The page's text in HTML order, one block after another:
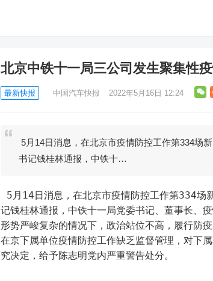
北京中铁十一局三公司发生聚集性
最新快报 中国汽车快报 2022年5月16日 12:24
5月14日消息，在北京市疫情防控工作第334场
书记钱桂林通报，中铁十…
5月14日消息，在北京市疫情防控工作第334场
记钱桂林通报，中铁十一局党委书记、董事长、
形势严峻复杂的情况下，政治站位不高，履行防
在京下属单位疫情防控工作缺乏监督管理，对下
究决定，给予陈志明党内严重警告处分。